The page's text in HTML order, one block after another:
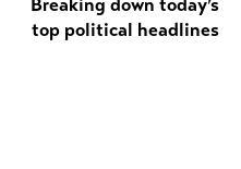
Breaking down today’s
top political headlines